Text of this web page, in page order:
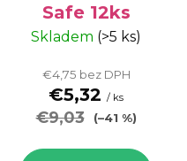
Safe 12ks
Skladem (>5 ks)
€4,75 bez DPH
€5,32 / ks
€9,03 (–41 %)